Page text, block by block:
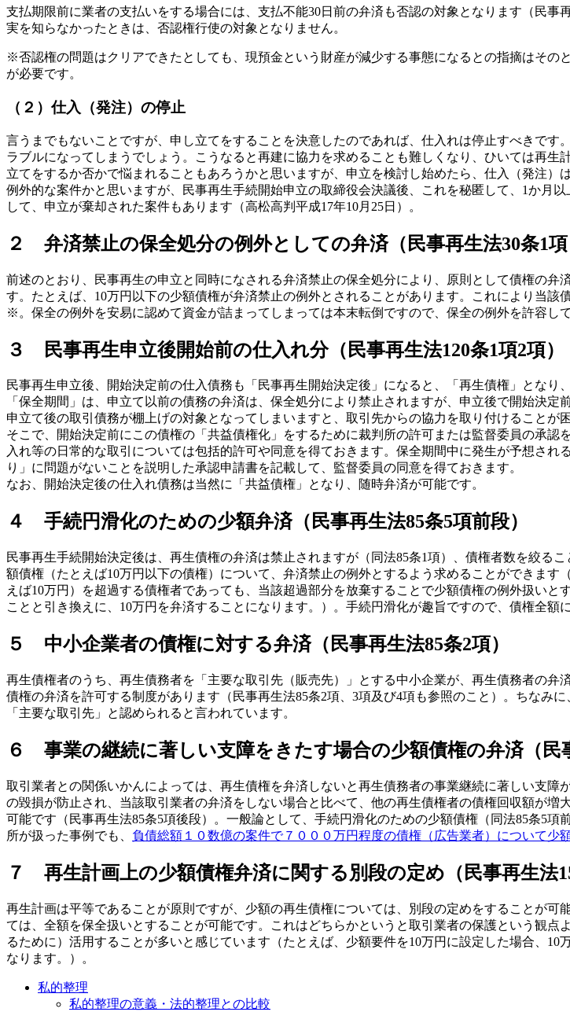
支払期限前に業者の支払いをする場合には、支払不能30日前の弁済も否認の対象となります（民
実を知らなかったときは、否認権行使の対象となりません。
※否認権の問題はクリアできたとしても、現預金という財産が減少する事態になるとの指摘はそ
が必要です。
（２）仕入（発注）の停止
言うまでもないことですが、申し立てをすることを決意したのであれば、仕入れは停止すべきで
ラブルになってしまうでしょう。こうなると再建に協力を求めることも難しくなり、ひいては再
立てをするか否かで悩まれることもあろうかと思いますが、申立を検討し始めたら、仕入（発注）
例外的な案件かと思いますが、民事再生手続開始申立の取締役会決議後、これを秘匿して、1か月
して、申立が棄却された案件もあります（高松高判平成17年10月25日）。
２ 弁済禁止の保全処分の例外としての弁済（民事再生法30条1項
前述のとおり、民事再生の申立と同時になされる弁済禁止の保全処分により、原則として債権の
す。たとえば、10万円以下の少額債権が弁済禁止の例外とされることがあります。これにより当該
※。保全の例外を安易に認めて資金が詰まってしまっては本末転倒ですので、保全の例外を許容し
３ 民事再生申立後開始前の仕入れ分（民事再生法120条1項2項）
民事再生申立後、開始決定前の仕入債務も「民事再生開始決定後」になると、「再生債権」とな
「保全期間」は、申立て以前の債務の弁済は、保全処分により禁止されますが、申立後で開始決定
申立て後の取引債務が棚上げの対象となってしまいますと、取引先からの協力を取り付けることが
そこで、開始決定前にこの債権の「共益債権化」をするために裁判所の許可または監督委員の承
入れ等の日常的な取引については包括的許可や同意を得ておきます。保全期間中に発生が予想さ
り」に問題がないことを説明した承認申請書を記載して、監督委員の同意を得ておきます。
なお、開始決定後の仕入れ債務は当然に「共益債権」となり、随時弁済が可能です。
４ 手続円滑化のための少額弁済（民事再生法85条5項前段）
民事再生手続開始決定後は、再生債権の弁済は禁止されますが（同法85条1項）、債権者数を絞る
額債権（たとえば10万円以下の債権）について、弁済禁止の例外とするよう求めることができま
えば10万円）を超過する債権者であっても、当該超過部分を放棄することで少額債権の例外扱い
ことと引き換えに、10万円を弁済することになります。）。手続円滑化が趣旨ですので、債権全額
５ 中小企業者の債権に対する弁済（民事再生法85条2項）
再生債権者のうち、再生債務者を「主要な取引先（販売先）」とする中小企業が、再生債務者の
債権の弁済を許可する制度があります（民事再生法85条2項、3項及び4項も参照のこと）。ちなみ
「主要な取引先」と認められると言われています。
６ 事業の継続に著しい支障をきたす場合の少額債権の弁済（民
取引業者との関係いかんによっては、再生債権を弁済しないと再生債務者の事業継続に著しい支
の毀損が防止され、当該取引業者の弁済をしない場合と比べて、他の再生債権者の債権回収額が
可能です（民事再生法85条5項後段）。一般論として、手続円滑化のための少額債権（同法85条5
所が扱った事例でも、 負債総額１０数億の案件で７０００万円程度の債権（広告業者）について少
７ 再生計画上の少額債権弁済に関する別段の定め（民事再生法
再生計画は平等であることが原則ですが、少額の再生債権については、別段の定めをすることが
ては、全額を保全扱いとすることが可能です。これはどちらかというと取引業者の保護という観
るために）活用することが多いと感じています（たとえば、少額要件を10万円に設定した場合、
なります。）。
私的整理
私的整理の意義・法的整理との比較